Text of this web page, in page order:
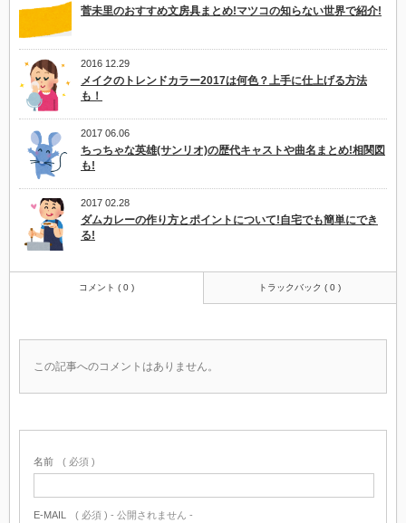
菅未里のおすすめ文房具まとめ!マツコの知らない世界で紹介!
2016 12.29
メイクのトレンドカラー2017は何色？上手に仕上げる方法
も！
2017 06.06
ちっちゃな英雄(サンリオ)の歴代キャストや曲名まとめ!相関図
も!
2017 02.28
ダムカレーの作り方とポイントについて!自宅でも簡単にでき
る!
コメント ( 0 ) トラックバック ( 0 )
この記事へのコメントはありません。
名前 ( 必須 )
E-MAIL ( 必須 ) - 公開されません -